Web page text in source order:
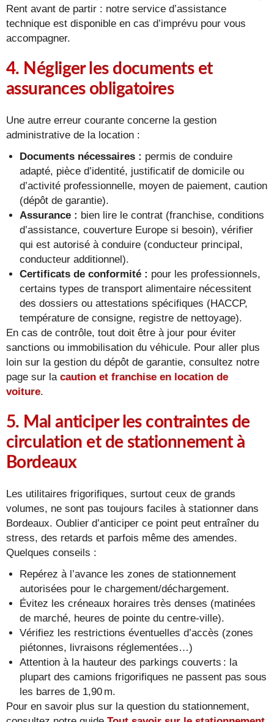
Rent avant de partir : notre service d’assistance
technique est disponible en cas d’imprévu pour vous
accompagner.
4. Négliger les documents et
assurances obligatoires
Une autre erreur courante concerne la gestion
administrative de la location :
Documents nécessaires : permis de conduire
adapté, pièce d’identité, justificatif de domicile ou
d’activité professionnelle, moyen de paiement, caution
(dépôt de garantie).
Assurance : bien lire le contrat (franchise, conditions
d’assistance, couverture Europe si besoin), vérifier
qui est autorisé à conduire (conducteur principal,
conducteur additionnel).
Certificats de conformité : pour les professionnels,
certains types de transport alimentaire nécessitent
des dossiers ou attestations spécifiques (HACCP,
température de consigne, registre de nettoyage).
En cas de contrôle, tout doit être à jour pour éviter
sanctions ou immobilisation du véhicule. Pour aller plus
loin sur la gestion du dépôt de garantie, consultez notre
page sur la caution et franchise en location de
voiture
5. Mal anticiper les contraintes de
circulation et de stationnement à
Bordeaux
Les utilitaires frigorifiques, surtout ceux de grands
volumes, ne sont pas toujours faciles à stationner dans
Bordeaux. Oublier d’anticiper ce point peut entraîner du
stress, des retards et parfois même des amendes.
Quelques conseils :
Repérez à l’avance les zones de stationnement
autorisées pour le chargement/déchargement.
Évitez les créneaux horaires très denses (matinées
de marché, heures de pointe du centre-ville).
Vérifiez les restrictions éventuelles d’accès (zones
piétonnes, livraisons réglementées…)
Attention à la hauteur des parkings couverts : la
plupart des camions frigorifiques ne passent pas sous
les barres de 1,90 m.
Pour en savoir plus sur la question du stationnement,